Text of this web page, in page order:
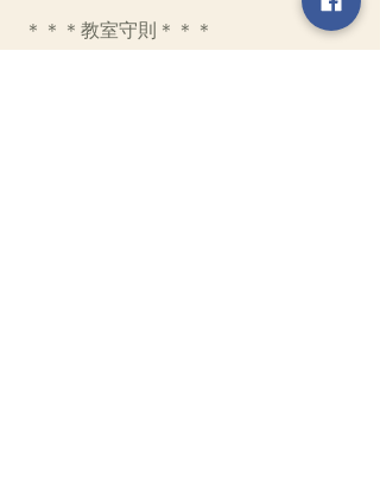
＊＊＊教室守則＊＊＊